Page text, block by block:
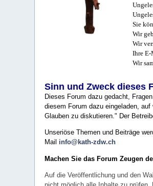
Sie
Wir
Wir
Ihre
Wir
Sinn und Zweck dieses
Dieses Forum dazu gedacht,
diesem Forum dazu eingeladen,
Glauben zu diskutieren." Der
Unseriöse Themen und Beiträge
Mail info@kath-zdw.ch
Machen Sie das Forum Zeugen
Auf die Veröffentlichung und den